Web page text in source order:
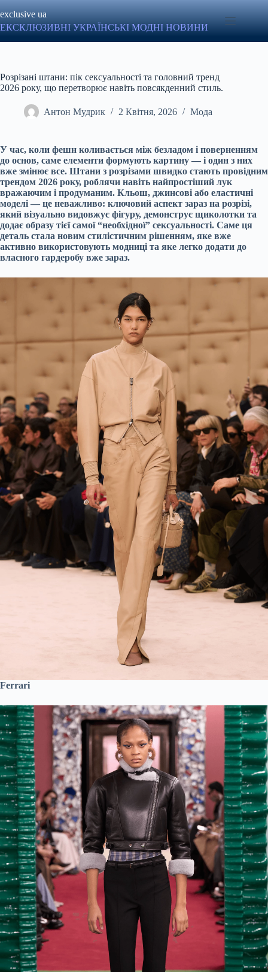
до
вмісту
exclusive ua
ЕКСКЛЮЗИВНІ УКРАЇНСЬКІ МОДНІ НОВИНИ
Розрізані штани: пік сексуальності та головний тренд
2026 року, що перетворює навіть повсякденний стиль.
Антон Мудрик 2 Квітня, 2026 Мода
У час, коли фешн коливається між безладом і поверненням
до основ, саме елементи формують картину — і один з них
вже змінює все. Штани з розрізами швидко стають провідним
трендом 2026 року, роблячи навіть найпростіший лук
вражаючим і продуманим. Кльош, джинсові або еластичні
моделі — це неважливо: ключовий аспект зараз на розрізі,
який візуально видовжує фігуру, демонструє щиколотки та
додає образу тієї самої “необхідної” сексуальності. Саме ця
деталь стала новим стилістичним рішенням, яке вже
активно використовують модниці та яке легко додати до
власного гардеробу вже зараз.
Ferrari